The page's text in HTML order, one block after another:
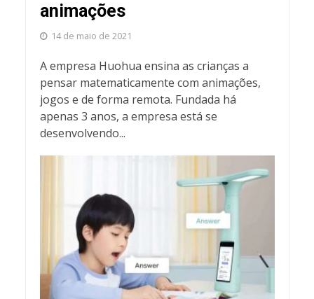
animações
14 de maio de 2021
A empresa Huohua ensina as crianças a
pensar matematicamente com animações,
jogos e de forma remota. Fundada há
apenas 3 anos, a empresa está se
desenvolvendo...